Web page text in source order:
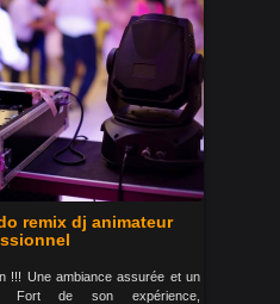
remix dj animateur
!!! Une ambiance assurée et un
Fort de son expérience,